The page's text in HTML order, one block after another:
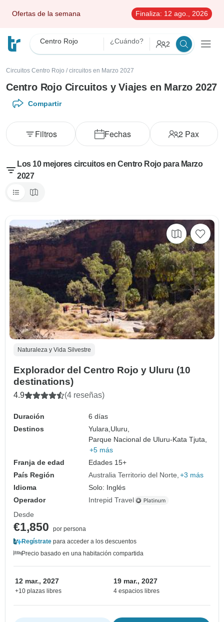
Ofertas de la semana Finaliza: 12 ago., 2026
Centro Rojo ¿Cuándo? 2
Circuitos Centro Rojo / circuitos en Marzo 2027
Centro Rojo Circuitos y Viajes en Marzo 2027
Compartir
Fechas 2 Pax
Filtros
Los 10 mejores circuitos en Centro Rojo para Marzo
2027
Naturaleza y Vida Silvestre
Explorador del Centro Rojo y Uluru (10
destinations)
4.9 (4 reseñas)
Duración
6 días
Destinos
Yulara, Uluru,
Parque Nacional de Uluru-Kata Tjuta,
+5 más
Franja de edad
Edades 15+
País Región
Australia Territorio del Norte +3 más
Idioma
Solo: Inglés
Operador
Intrepid Travel
Desde
€1,850
por persona
Regístrate para acceder a los descuentos
Precio basado en una habitación compartida
12 mar., 2027
+10 plazas libres
19 mar., 2027
4 espacios libres